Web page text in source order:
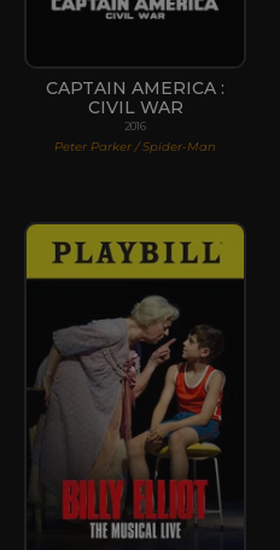
CAPTAIN AMERICA :
CIVIL WAR
2016
Peter Parker / Spider-Man